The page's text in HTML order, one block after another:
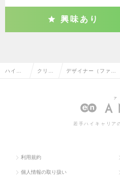
興味あり
ハイク クリエ デザイナー（ファッ
ア・工業）
若手ハイキャリア
利用規約
個人情報の取り扱い